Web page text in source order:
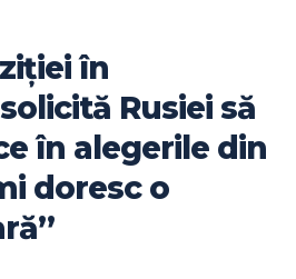
în
Rusiei să
în alegerile din
doresc o